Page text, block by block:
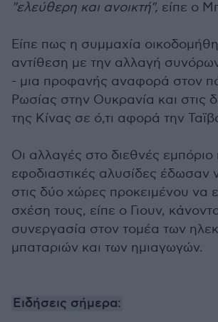
"ελεύθερη και ανοικτή", είπε ο
Είπε πως η συμμαχία
αντίθεση με την αλλαγή
- μια προφανής αναφορά στον
Ρωσίας στην Ουκρανία και στις
της Κίνας σε ό,τι αφορά την
Οι αλλαγές στο διεθνές εμπόριο
εφοδιαστικές αλυσίδες έδωσαν
στις δύο χώρες προκειμένου να
σχέση τους, είπε ο Γιουν,
συνεργασία στον τομέα των
μπαταριών και των ημιαγωγών.
Ειδήσεις σήμερα: